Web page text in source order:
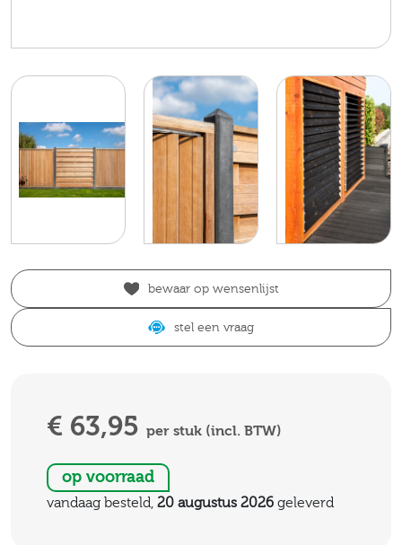
bewaar op wensenlijst
stel een vraag
€ 63,95 per stuk (incl. BTW)
op voorraad
vandaag besteld, 20 augustus 2026 geleverd